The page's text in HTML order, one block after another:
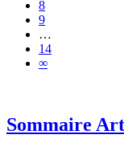
8
9
…
14
∞
Sommaire